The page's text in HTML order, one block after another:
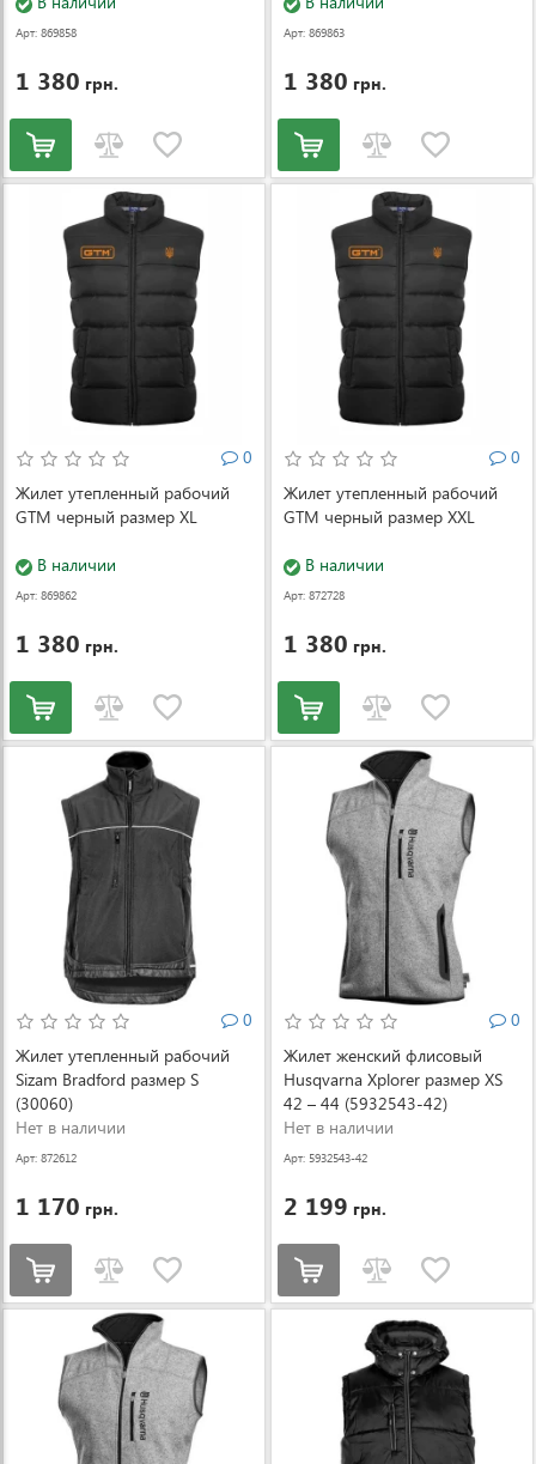
Арт: 869858
1 380 грн.
Арт: 869863
1 380 грн.
0
Жилет утепленный рабочий
GTM черный размер XL
В наличии
Арт: 869862
1 380 грн.
0
Жилет утепленный рабочий
GTM черный размер XXL
В наличии
Арт: 872728
1 380 грн.
0
Жилет утепленный рабочий
Sizam Bradford размер S
(30060)
Нет в наличии
Арт: 872612
1 170 грн.
0
Жилет женский флисовый
Husqvarna Xplorer размер XS
42 – 44 (5932543-42)
Нет в наличии
Арт: 5932543-42
2 199 грн.